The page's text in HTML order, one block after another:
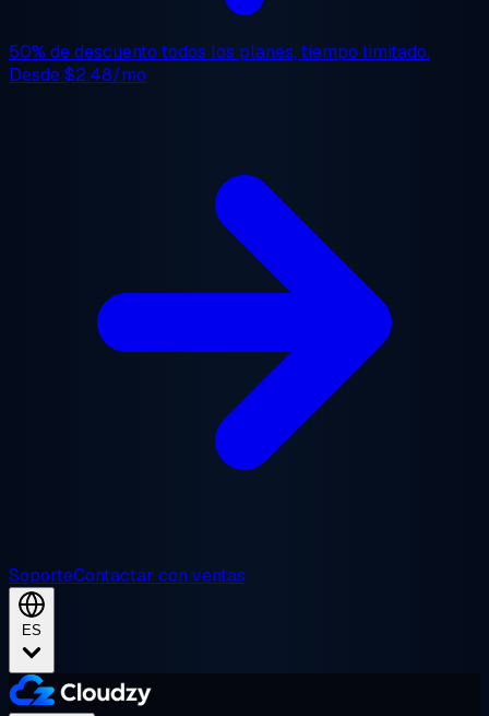
50% de descuento todos los planes, tiempo limitado.
Desde$2.48/mo
SoporteContactar con ventas
ES